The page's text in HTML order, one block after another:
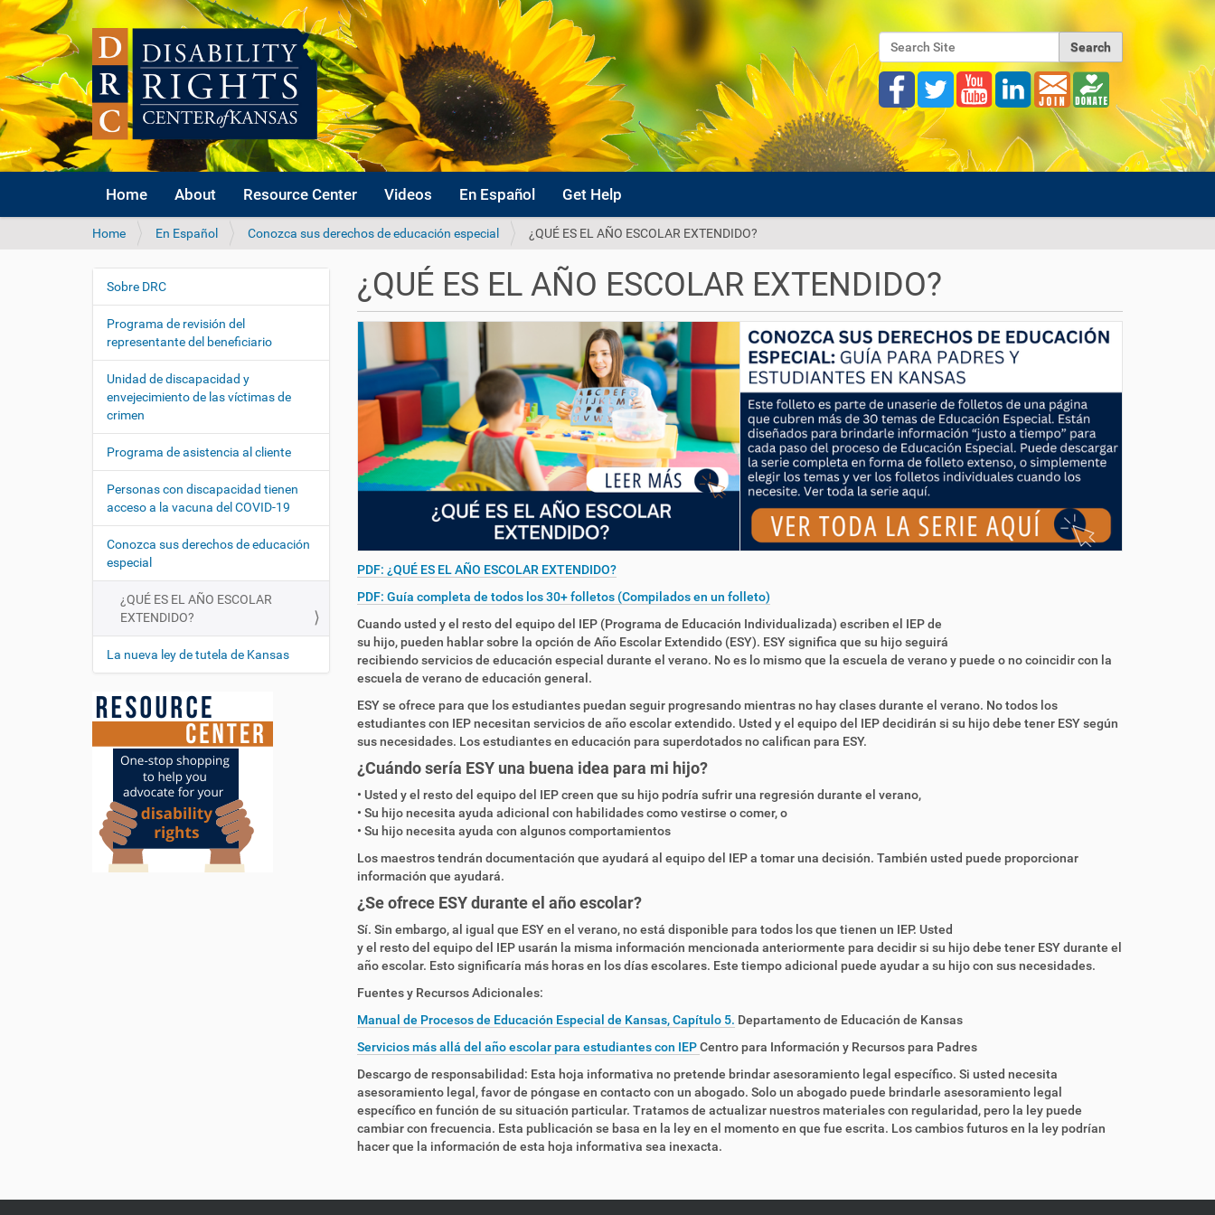
Advanced Search…
Home About Resource Center Videos En Español Get Help
Y
u
r
e
Home En Español Conozca sus derechos de educación especial ¿QUÉ ES EL AÑO ESCOLAR EXTENDIDO?
¿QUÉ ES EL AÑO ESCOLAR EXTENDIDO?
PDF: ¿QUÉ ES EL AÑO ESCOLAR EXTENDIDO?
PDF: Guía completa de todos los 30+ folletos (Compilados en un folleto)
Cuando usted y el resto del equipo del IEP (Programa de Educación Individualizada) escriben el IEP de
su hijo, pueden hablar sobre la opción de Año Escolar Extendido (ESY). ESY significa que su hijo seguirá
recibiendo servicios de educación especial durante el verano. No es lo mismo que la escuela de verano y puede o no coincidir con la
escuela de verano de educación general.
ESY se ofrece para que los estudiantes puedan seguir progresando mientras no hay clases durante el verano. No todos los
estudiantes con IEP necesitan servicios de año escolar extendido. Usted y el equipo del IEP decidirán si su hijo debe tener ESY según
sus necesidades. Los estudiantes en educación para superdotados no califican para ESY.
¿Cuándo sería ESY una buena idea para mi hijo?
• Usted y el resto del equipo del IEP creen que su hijo podría sufrir una regresión durante el verano,
• Su hijo necesita ayuda adicional con habilidades como vestirse o comer, o
• Su hijo necesita ayuda con algunos comportamientos
Los maestros tendrán documentación que ayudará al equipo del IEP a tomar una decisión. También usted puede proporcionar
información que ayudará.
¿Se ofrece ESY durante el año escolar?
Sí. Sin embargo, al igual que ESY en el verano, no está disponible para todos los que tienen un IEP. Usted
y el resto del equipo del IEP usarán la misma información mencionada anteriormente para decidir si su hijo debe tener ESY durante el
año escolar. Esto significaría más horas en los días escolares. Este tiempo adicional puede ayudar a su hijo con sus necesidades.
Fuentes y Recursos Adicionales:
Manual de Procesos de Educación Especial de Kansas, Capítulo 5. Departamento de Educación de Kansas
Servicios más allá del año escolar para estudiantes con IEPCentro para Información y Recursos para Padres
Descargo de responsabilidad: Esta hoja informativa no pretende brindar asesoramiento legal específico. Si usted necesita
asesoramiento legal, favor de póngase en contacto con un abogado. Solo un abogado puede brindarle asesoramiento legal
específico en función de su situación particular. Tratamos de actualizar nuestros materiales con regularidad, pero la ley puede
cambiar con frecuencia. Esta publicación se basa en la ley en el momento en que fue escrita. Los cambios futuros en la ley podrían
hacer que la información de esta hoja informativa sea inexacta.
N
v
i
g
a
i
o
n
Sobre DRC
Programa de revisión del
representante del beneficiario
Unidad de discapacidad y
envejecimiento de las víctimas de
crimen
Programa de asistencia al cliente
Personas con discapacidad tienen
acceso a la vacuna del COVID-19
Conozca sus derechos de educación
especial
¿QUÉ ES EL AÑO ESCOLAR
EXTENDIDO?
La nueva ley de tutela de Kansas